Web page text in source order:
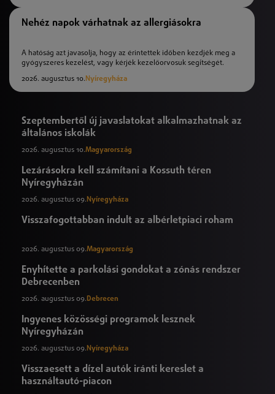
Nehéz napok várhatnak az allergiásokra
A hatóság azt javasolja, hogy az érintettek időben kezdjék meg a
gyógyszeres kezelést, vagy kérjék kezelőorvosuk segítségét.
2026. augusztus 10.Nyíregyháza
Szeptembertől új javaslatokat alkalmazhatnak az
általános iskolák
2026. augusztus 10.Magyarország
Lezárásokra kell számítani a Kossuth téren
Nyíregyházán
2026. augusztus 09.Nyíregyháza
Visszafogottabban indult az albérletpiaci roham
2026. augusztus 09.Magyarország
Enyhítette a parkolási gondokat a zónás rendszer
Debrecenben
2026. augusztus 09.Debrecen
Ingyenes közösségi programok lesznek
Nyíregyházán
2026. augusztus 09.Nyíregyháza
Visszaesett a dízel autók iránti kereslet a
használtautó-piacon